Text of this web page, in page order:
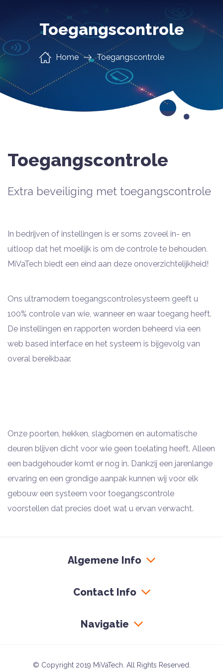
Toegangscontrole
Home Toegangscontrole
Toegangscontrole
Extra beveiliging met toegangscontrole
In bedrijven of instellingen is er soms zoveel in- en
uitloop dat het moeilijk is om de controle te behouden.
MiVaTech biedt een eind aan deze onoverzichtelijkheid!
Ons ultramodern toegangscontrolesysteem geeft u
100% controle van wie, wanneer en waar toegang heeft.
De instellingen en rapporten worden beheerd via een
web based interface en het systeem is bijgevolg van
overal bereikbaar.
Onze poorten, hekken, slagbomen en automatische
deuren blijven dicht voor wie geen toelating heeft. Alleen
een badgehouder komt er nog in. Dankzij een jarenlange
ervaring en een grondige aanpak kunnen wij voor elk
gebouw een systeem voor toegangscontrole
voorstellen dat precies doet wat u ervan verwacht.
Algemene Info
Contact Info
Navigatie
© Copyright 2019 MiVaTech. All Rights Reserved.